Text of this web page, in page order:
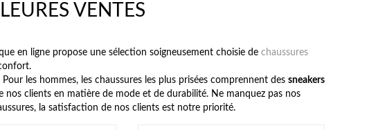
VENTES
en ligne propose une sélection soigneusement choisie de chaussures
Pour les hommes, les chaussures les plus prisées comprennent des sneakers
nos clients en matière de mode et de durabilité. Ne manquez pas nos
la satisfaction de nos clients est notre priorité.